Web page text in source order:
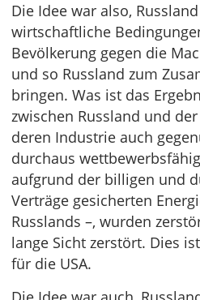
Die Idee war also,
wirtschaftliche
Bevölkerung gegen die
und so Russland zum
bringen. Was ist das
zwischen Russland und
deren Industrie auch
durchaus
aufgrund der billigen und
Verträge gesicherten
Russlands –, wurden
lange Sicht zerstört. Dies
für die USA.